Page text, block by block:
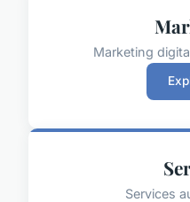
Marketing
Services